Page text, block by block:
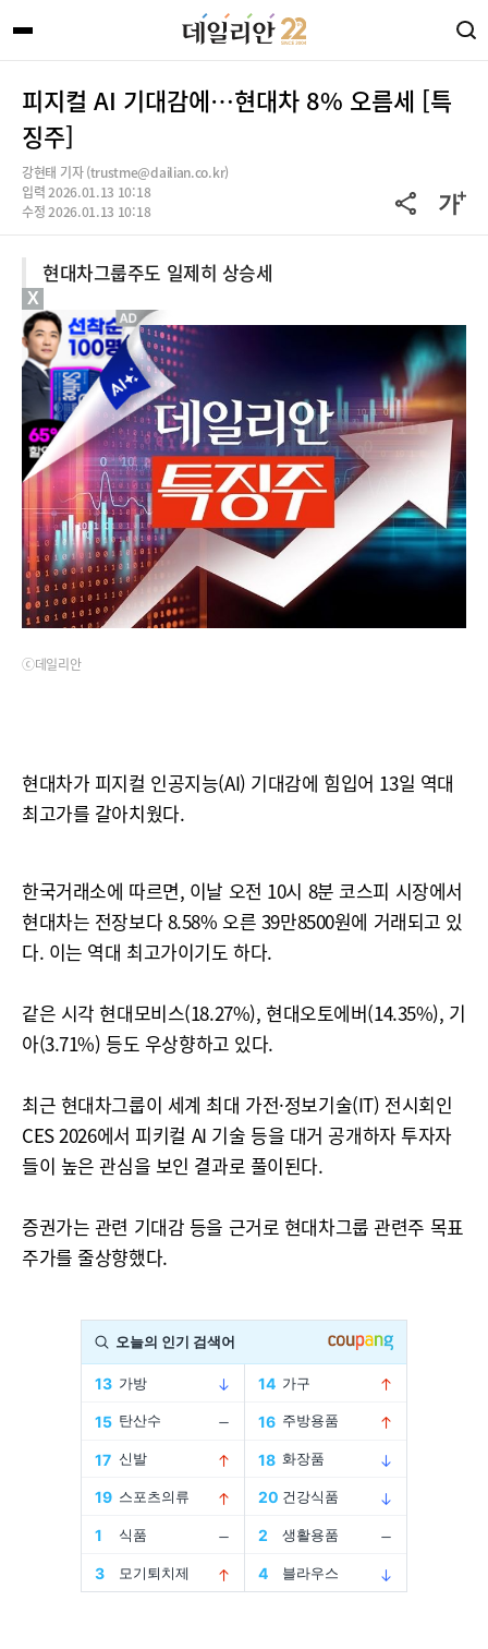
피지컬 AI 기대감에…현대차 8% 오름세 [특
징주]
강현태 기자 (trustme@dailian.co.kr)
입력 2026.01.13 10:18
수정 2026.01.13 10:18
현대차그룹주도 일제히 상승세
ⓒ데일리안
현대차가 피지컬 인공지능(AI) 기대감에 힘입어 13일 역대
최고가를 갈아치웠다.
한국거래소에 따르면, 이날 오전 10시 8분 코스피 시장에서
현대차는 전장보다 8.58% 오른 39만8500원에 거래되고 있
다. 이는 역대 최고가이기도 하다.
같은 시각 현대모비스(18.27%), 현대오토에버(14.35%), 기
아(3.71%) 등도 우상향하고 있다.
최근 현대차그룹이 세계 최대 가전·정보기술(IT) 전시회인
CES 2026에서 피키컬 AI 기술 등을 대거 공개하자 투자자
들이 높은 관심을 보인 결과로 풀이된다.
증권가는 관련 기대감 등을 근거로 현대차그룹 관련주 목표
주가를 줄상향했다.
X